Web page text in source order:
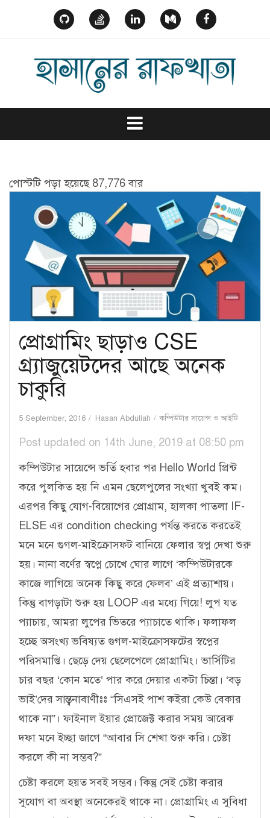
content
পোস্টটি পড়া হয়েছে 87,776 বার
প্রোগ্রামিং ছাড়াও CSE
গ্র্যাজুয়েটদের আছে অনেক
চাকুরি
5 September, 2016 Hasan Abdullah কম্পিউটার সায়েন্স ও আইটি
Post updated on 14th June, 2019 at 08:50 pm
কম্পিউটার সায়েন্সে ভর্তি হবার পর Hello World প্রিন্ট
করে পুলকিত হয় নি এমন ছেলেপুলের সংখ্যা খুবই কম।
এরপর কিছু যোগ-বিয়োগের প্রোগ্রাম, হালকা পাতলা IF-
ELSE এর condition checking পর্যন্ত করতে করতেই
মনে মনে গুগল-মাইক্রোসফট বানিয়ে ফেলার স্বপ্ন দেখা শুরু
হয়। নানা বর্ণের স্বপ্নে চোখে ঘোর লাগে ‘কম্পিউটারকে
কাজে লাগিয়ে অনেক কিছু করে ফেলব’ এই প্রত্যাশায়।
কিন্তু বাগড়াটা শুরু হয় LOOP এর মধ্যে গিয়ে! লুপ যত
প্যাচায়, আমরা লুপের ভিতরে প্যাচাতে থাকি। ফলাফল
হচ্ছে অসংখ্য ভবিষ্যত গুগল-মাইক্রোসফটের স্বপ্নের
পরিসমাপ্তি। ছেড়ে দেয় ছেলেপেলে প্রোগ্রামিং। ভার্সিটির
চার বছর ‘কোন মতে’ পার করে দেয়ার একটা চিন্তা। ‘বড়
ভাই’দের সান্ত্বনাবাণীঃঃ “সিএসই পাশ কইরা কেউ বেকার
থাকে না”। ফাইনাল ইয়ার প্রোজেক্ট করার সময় আরেক
দফা মনে ইচ্ছা জাগে “আবার সি শেখা শুরু করি। চেষ্টা
করলে কী না সম্ভব?”
চেষ্টা করলে হয়ত সবই সম্ভব। কিন্তু সেই চেষ্টা করার
সুযোগ বা অবস্থা অনেকেরই থাকে না। প্রোগ্রামিং এ সুবিধা